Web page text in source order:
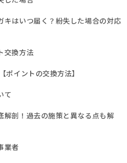
キはいつ届く？紛失した場合の対応
交換方法
ポイントの交換方法】
て
解剖！過去の施策と異なる点も解
業者